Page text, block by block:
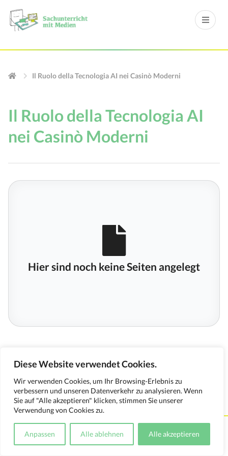
Diese Website verwendet Cookies.
Wir verwenden Cookies, um Ihr Browsing-Erlebnis zu
verbessern und unseren Datenverkehr zu analysieren. Wenn
Sie auf "Alle akzeptieren" klicken, stimmen Sie unserer
Verwendung von Cookies zu.
Anpassen Alle ablehnen Alle akzeptieren
Il Ruolo della Tecnologia AI nei Casinò Moderni
Il Ruolo della Tecnologia AI
nei Casinò Moderni
Hier sind noch keine Seiten angelegt
Kontakt Impressum Datenschutzerklärung
Medienverwendungsnachweis